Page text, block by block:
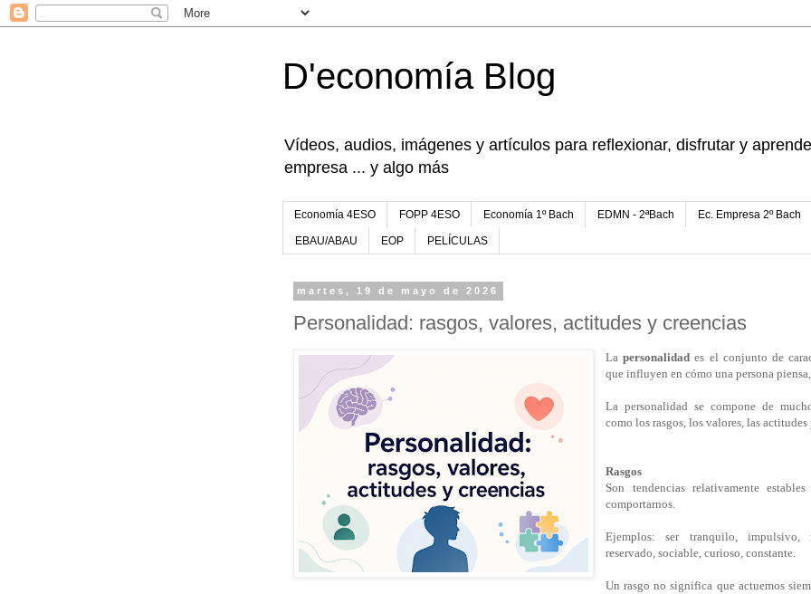
D'economía Blog
Vídeos, audios, imágenes y artículos para reflexionar, disfrutar y
empresa ... y algo más
Economía 4ESO FOPP 4ESO Economía 1º Bach EDMN - 2ªBach Ec. Empresa 2º Bach
EBAU/ABAU EOP PELÍCULAS
martes, 19 de mayo de 2026
Personalidad: rasgos, valores, actitudes y creencias
Lapersonalidad es el conjunto de
que influyen en cómo una persona
La personalidad se compone de
como los rasgos, los valores, las actitudes
Rasgos
Son tendencias relativamente
comportarnos.
Ejemplos: ser tranquilo, impulsivo,
reservado, sociable, curioso, constante.
Un rasgo no significa que actuemos